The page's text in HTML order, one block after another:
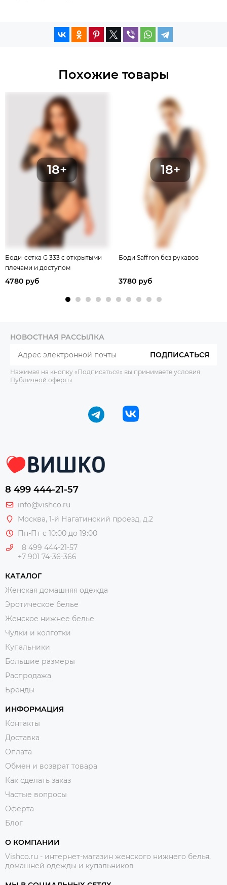
Похожие товары
Боди-сетка G 333 с открытыми
плечами и доступом
4780 руб
Боди Saffron без рукавов
3780 руб
НОВОСТНАЯ РАССЫЛКА
ПОДПИСАТЬСЯ
Нажимая на кнопку «Подписаться» вы принимаете условия
Публичной оферты
8 499 444-21-57
info@vishco.ru
Москва, 1-й Нагатинский проезд, д.2
Пн-Пт с 10:00 до 19:00
8 499 444-21-57
+7 901 74-36-366
КАТАЛОГ
Женская домашняя одежда
Эротическое белье
Женское нижнее белье
Чулки и колготки
Купальники
Большие размеры
Распродажа
Бренды
ИНФОРМАЦИЯ
Контакты
Доставка
Оплата
Обмен и возврат товара
Как сделать заказ
Частые вопросы
Оферта
Блог
О КОМПАНИИ
Vishco.ru - интернет-магазин женского нижнего белья,
домашней одежды и купальников